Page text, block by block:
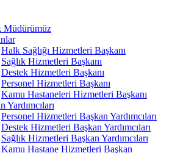
Müdürümüz
Halk Sağlığı Hizmetleri Başkanı
Sağlık Hizmetleri Başkanı
Destek Hizmetleri Başkanı
Personel Hizmetleri Başkanı
Kamu Hastaneleri Hizmetleri Başkanı
Yardımcıları
Personel Hizmetleri Başkan Yardımcıları
Destek Hizmetleri Başkan Yardımcıları
Sağlık Hizmetleri Başkan Yardımcıları
Kamu Hastane Hizmetleri Başkan